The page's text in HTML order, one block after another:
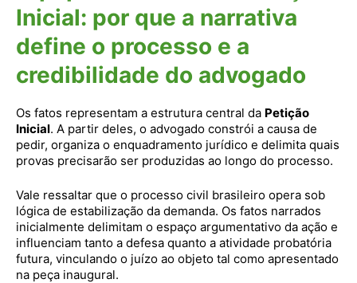
Inicial: por que a narrativa
define o processo e a
credibilidade do advogado
Os fatos representam a estrutura central da Petição
Inicial. A partir deles, o advogado constrói a causa de
pedir, organiza o enquadramento jurídico e delimita quais
provas precisarão ser produzidas ao longo do processo.
Vale ressaltar que o processo civil brasileiro opera sob
lógica de estabilização da demanda. Os fatos narrados
inicialmente delimitam o espaço argumentativo da ação e
influenciam tanto a defesa quanto a atividade probatória
futura, vinculando o juízo ao objeto tal como apresentado
na peça inaugural.